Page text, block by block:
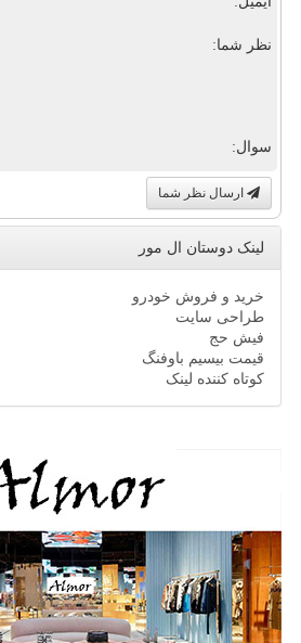
نظر شما:
سوال:
ارسال نظر شما
لینک دوستان ال مور
خرید و فروش خودرو
طراحی سایت
فیش حج
قیمت بیسیم باوفنگ
کوتاه کننده لینک